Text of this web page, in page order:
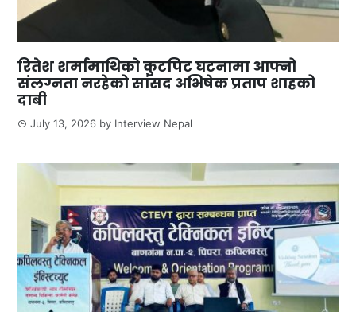
रितेश शर्मामाथिको कुटपिट घटनामा आफ्नो
संलग्नता नरहेको सांसद अभिषेक प्रताप शाहको
दाबी
July 13, 2026 by Interview Nepal